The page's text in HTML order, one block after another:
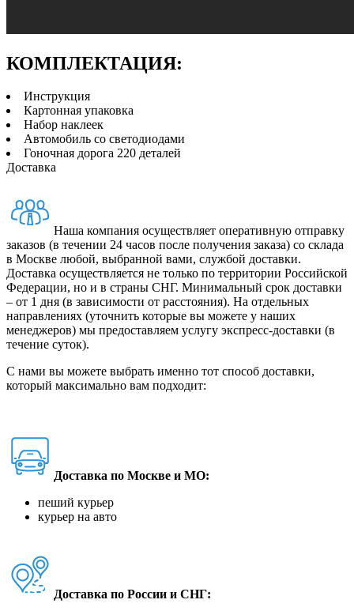
КОМПЛЕКТАЦИЯ:
Инструкция
Картонная упаковка
Набор наклеек
Автомобиль со светодиодами
Гоночная дорога 220 деталей
Доставка
Наша компания осуществляет оперативную отправку
заказов (в течении 24 часов после получения заказа) со склада
в Москве любой, выбранной вами, службой доставки.
Доставка осуществляется не только по территории Российской
Федерации, но и в страны СНГ. Минимальный срок доставки
– от 1 дня (в зависимости от расстояния). На отдельных
направлениях (уточнить которые вы можете у наших
менеджеров) мы предоставляем услугу экспресс-доставки (в
течение суток).
С нами вы можете выбрать именно тот способ доставки,
который максимально вам подходит:
Доставка по Москве и МО:
пеший курьер
курьер на авто
Доставка по России и СНГ: